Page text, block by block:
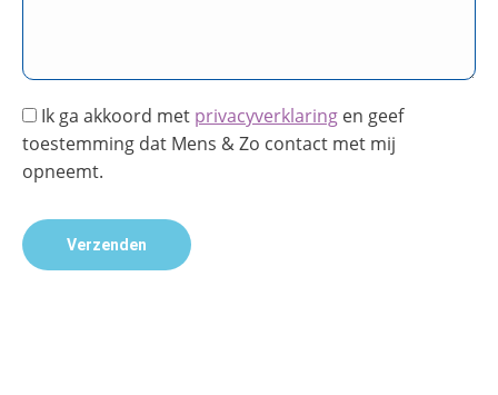
Ik ga akkoord met privacyverklaring en geef
toestemming dat Mens & Zo contact met mij
opneemt.